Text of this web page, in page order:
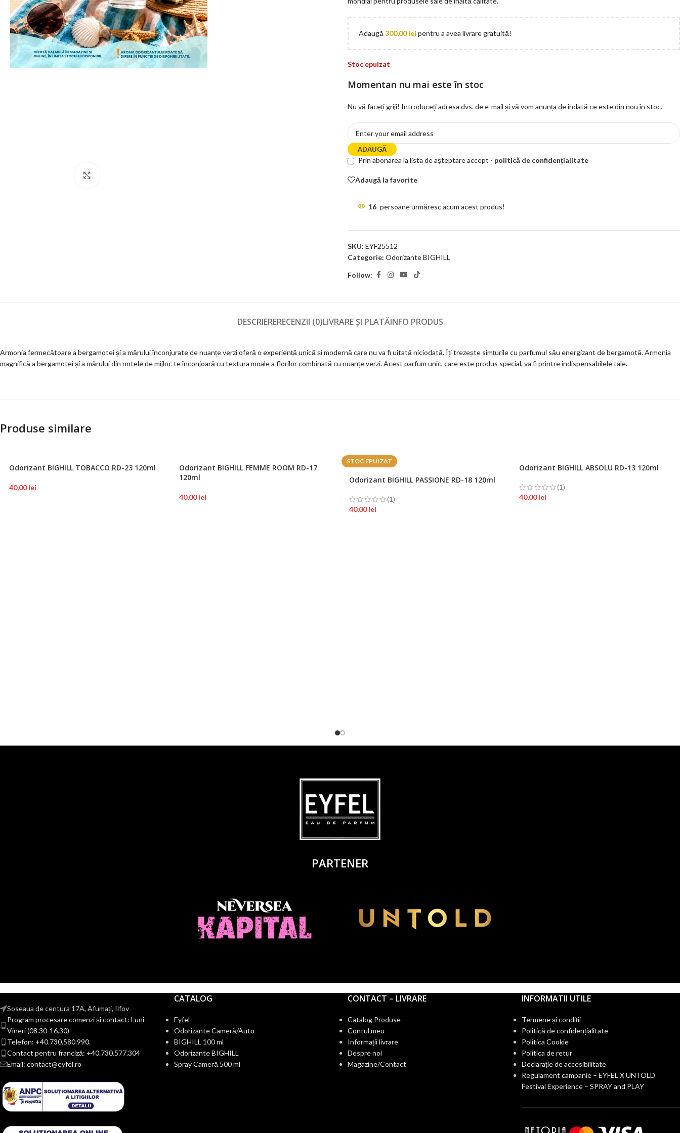
Adaugă 300,00lei pentru a avea livrare gratuită!
Stoc epuizat
Momentan nu mai este în stoc
Nu vă faceți griji! Introduceți adresa dvs. de e-mail și vă vom anunța de îndată ce este din nou în stoc.
ADAUGĂ
Prin abonarea la lista de așteptare accept - politică de confidențialitate
Adaugă la favorite
16 persoane urmăresc acum acest produs!
SKU: EYF25512
Categorie: Odorizante BIGHILL
Follow:
DESCRIERERECENZII (0)LIVRARE ȘI PLATĂINFO PRODUS
Armonia fermecătoare a bergamotei și a mărului înconjurate de nuanțe verzi oferă o experiență unică și modernă care nu va fi uitată niciodată. Îți trezește simțurile cu parfumul său energizant de bergamotă. Armonia
magnifică a bergamotei și a mărului din notele de mijloc te înconjoară cu textura moale a florilor combinată cu nuanțe verzi. Acest parfum unic, care este produs special, va fi printre indispensabilele tale.
Produse similare
Odorizant BIGHILL TOBACCO RD-23 120ml
40,00lei
Odorizant BIGHILL FEMME ROOM RD-17
120ml
40,00lei
STOC EPUIZAT
Odorizant BIGHILL PASSIONE RD-18 120ml
(1)
40,00lei
Odorizant BIGHILL ABSOLU RD-13 120ml
(1)
40,00lei
PARTENER
Soseaua de centura 17A, Afumați, Ilfov
Program procesare comenzi și contact: Luni-
Vineri (08.30-16.30)
Telefon: +40.730.580.990.
Contact pentru franciză: +40.730.577.304
Email: contact@eyfel.ro
CATALOG
Eyfel
Odorizante Cameră/Auto
BIGHILL 100 ml
Odorizante BIGHILL
Spray Cameră 500 ml
CONTACT – LIVRARE
Catalog Produse
Contul meu
Informații livrare
Despre noi
Magazine/Contact
INFORMATII UTILE
Termene și condiții
Politică de confidențialitate
Politica Cookie
Politica de retur
Declarație de accesibilitate
Regulament campanie – EYFEL X UNTOLD
Festival Experience – SPRAY and PLAY